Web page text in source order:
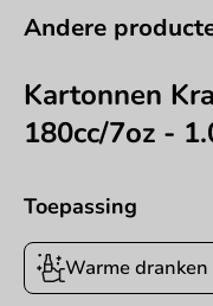
Andere
Kartonnen
180cc/7oz -
Toepassing
Warme dranken